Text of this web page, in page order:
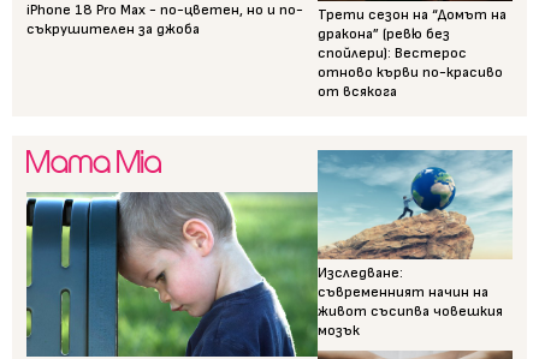
iPhone 18 Pro Max - по-цветен, но и по-
съкрушителен за джоба
Трети сезон на “Домът на
дракона” (ревю без
спойлери): Вестерос
отново кърви по-красиво
от всякога
Изследване:
съвременният начин на
живот съсипва човешкия
мозък